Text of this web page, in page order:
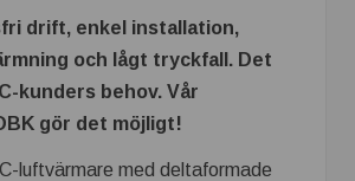
drift, enkel installation,
och lågt tryckfall. Det
kunders behov. Vår
gör det möjligt!
luftvärmare med deltaformade